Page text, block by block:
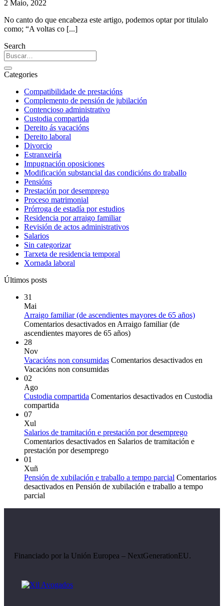
2 Maio, 2022
No canto do que encabeza este artigo, podemos optar por titulalo
como; “A voltas co [...]
Search
Categories
Compatibilidade de prestacións
Complemento de pensión de jubilación
Contencioso administrativo
Custodia compartida
Dereito ás vacacións
Dereito laboral
Divorcio
Estranxeiría
Impugnación oposiciones
Modificación substancial das condicións do traballo
Pensións
Prestación por desemprego
Proceso matrimonial
Prórroga de estadía por estudios
Residencia por arraigo familiar
Revisión de actos administrativos
Salarios
Sin categorizar
Tarxeta de residencia temporal
Xornada laboral
Últimos posts
31
Mai
Arraigo familiar (de ascendientes mayores de 65 años)
Comentarios desactivados en Arraigo familiar (de
ascendientes mayores de 65 años)
28
Nov
Vacacións non consumidas Comentarios desactivados en
Vacacións non consumidas
02
Ago
Custodia compartida Comentarios desactivados en Custodia
compartida
07
Xul
Salarios de tramitación e prestación por desemprego
Comentarios desactivados en Salarios de tramitación e
prestación por desemprego
01
Xuñ
Pensión de xubilación e traballo a tempo parcial Comentarios
desactivados en Pensión de xubilación e traballo a tempo
parcial
Financiado por la Unión Europea – NextGenerationEU.